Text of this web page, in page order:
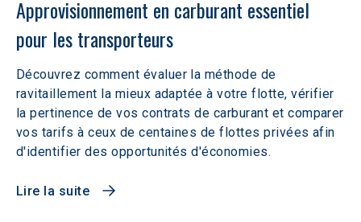
Approvisionnement en carburant essentiel
pour les transporteurs
Découvrez comment évaluer la méthode de
ravitaillement la mieux adaptée à votre flotte, vérifier
la pertinence de vos contrats de carburant et comparer
vos tarifs à ceux de centaines de flottes privées afin
d'identifier des opportunités d'économies.
Lire la suite